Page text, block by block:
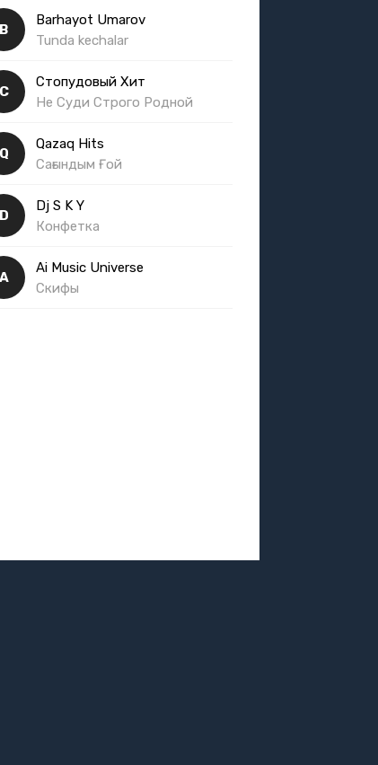
B
Barhayot Umarov
Tunda kechalar
С
Стопудовый Хит
Не Суди Строго Родной
Q
Qazaq Hits
Сағындым Ғой
D
Dj S K Y
Конфетка
A
Ai Music Universe
Скифы